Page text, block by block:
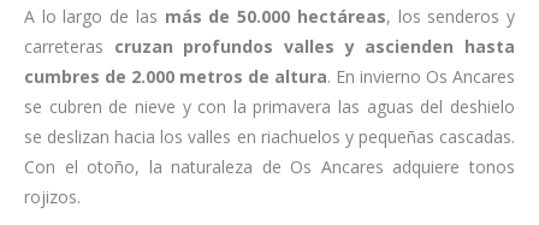
A lo largo de las más de 50.000 hectáreas, los senderos y
carreteras cruzan profundos valles y ascienden hasta
cumbres de 2.000 metros de altura. En invierno Os Ancares
se cubren de nieve y con la primavera las aguas del deshielo
se deslizan hacia los valles en riachuelos y pequeñas cascadas.
Con el otoño, la naturaleza de Os Ancares adquiere tonos
rojizos.